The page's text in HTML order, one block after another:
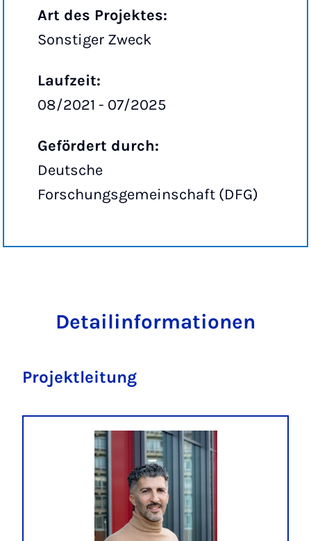
Art des Projektes:
Sonstiger Zweck
Laufzeit:
08/2021 - 07/2025
Gefördert durch:
Deutsche
Forschungsgemeinschaft (DFG)
Detailinformationen
Projektleitung